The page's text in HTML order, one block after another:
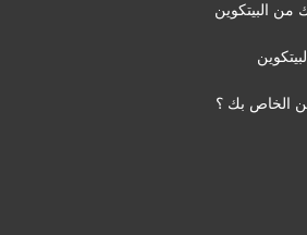
من البيتكوين
الخاص بك ؟